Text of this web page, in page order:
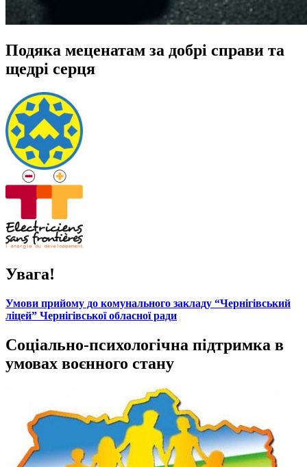
Подяка меценатам за добрі справи та
щедрі серця
Увага!
Умови прийому до комунального закладу “Чернігівський
ліцей” Чернігівської обласної ради
Соціально-психологічна підтримка в
умовах воєнного стану